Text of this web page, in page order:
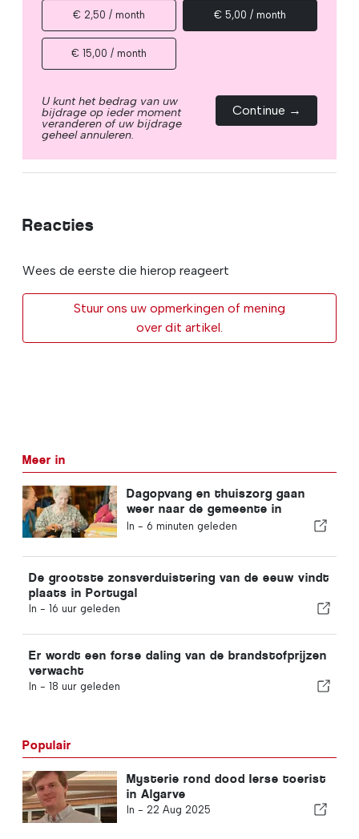
€ 2,50 / month € 5,00 / month
€ 15,00 / month
U kunt het bedrag van uw
bijdrage op ieder moment
veranderen of uw bijdrage
geheel annuleren.
Continue →
Reacties
Wees de eerste die hierop reageert
Stuur ons uw opmerkingen of mening
over dit artikel.
Meer in
Dagopvang en thuiszorg gaan
weer naar de gemeente in
Portugal
In - 6 minuten geleden
De grootste zonsverduistering van de eeuw vindt
plaats in Portugal
In - 16 uur geleden
Er wordt een forse daling van de brandstofprijzen
verwacht
In - 18 uur geleden
Populair
Mysterie rond dood Ierse toerist
in Algarve
In - 22 Aug 2025